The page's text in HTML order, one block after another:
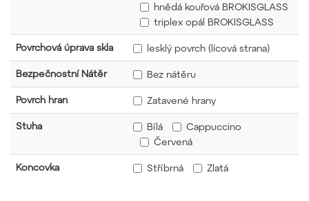
hnědá kouřová BROKISGLASS
triplex opál BROKISGLASS
Povrchová úprava skla lesklý povrch (lícová strana)
Bezpečnostní Nátěr Bez nátěru
Povrch hran Zatavené hrany
Stuha Bílá
Cappuccino
Červená
Koncovka Stříbrná Zlatá